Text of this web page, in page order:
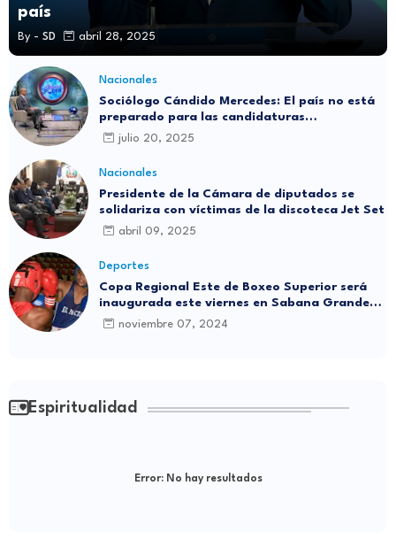
país
By - SD abril 28, 2025
Nacionales
Sociólogo Cándido Mercedes: El país no está
preparado para las candidaturas
independientes
julio 20, 2025
Nacionales
Presidente de la Cámara de diputados se
solidariza con víctimas de la discoteca Jet Set
abril 09, 2025
Deportes
Copa Regional Este de Boxeo Superior será
inaugurada este viernes en Sabana Grande
de Boyá
noviembre 07, 2024
Espiritualidad
Error:No hay resultados